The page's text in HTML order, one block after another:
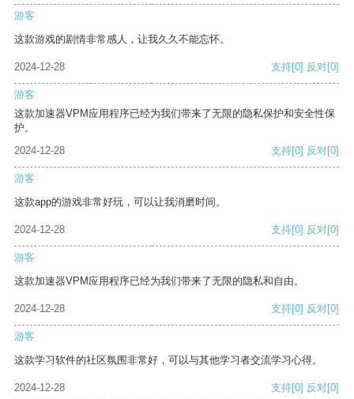
游客
这款游戏的剧情非常感人，让我久久不能忘怀。
2024-12-28 支持[0] 反对[0]
游客
这款加速器VPM应用程序已经为我们带来了无限的隐私保护和安全性保
护。
2024-12-28
支持[0] 反对[0]
游客
这款app的游戏非常好玩，可以让我消磨时间。
2024-12-28 支持[0] 反对[0]
游客
这款加速器VPM应用程序已经为我们带来了无限的隐私和自由。
2024-12-28 支持[0] 反对[0]
游客
这款学习软件的社区氛围非常好，可以与其他学习者交流学习心得。
2024-12-28 支持[0] 反对[0]